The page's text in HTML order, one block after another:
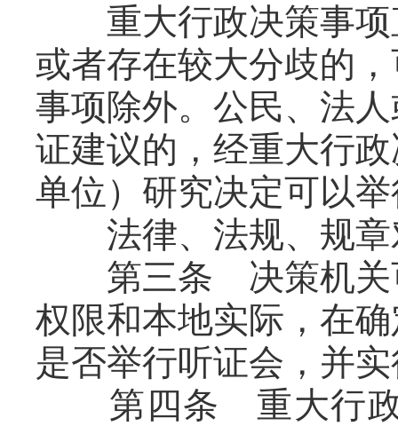
重大行政决策事项
或者存在较大分歧的
事项除外。公民、法
证建议的，经重大行
单位）研究决定可以
法律、法规、规章
第三条 决策机关可
权限和本地实际，在
是否举行听证会，并
第四条 重大行政